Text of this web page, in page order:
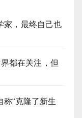
家，最终自己也
都在关注，但
“克隆了新生